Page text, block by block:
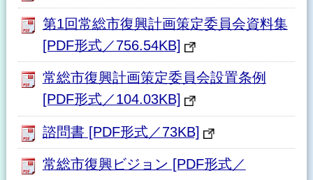
第1回常総市復興計画策定委員会資料集
[PDF形式／756.54KB]
常総市復興計画策定委員会設置条例
[PDF形式／104.03KB]
諮問書 [PDF形式／73KB]
常総市復興ビジョン [PDF形式／